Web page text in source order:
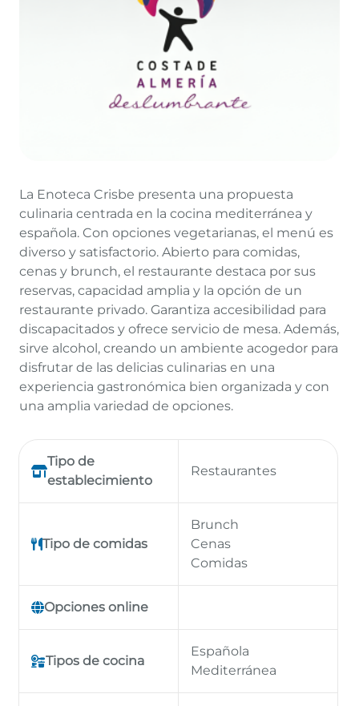
La Enoteca Crisbe presenta una propuesta
culinaria centrada en la cocina mediterránea y
española. Con opciones vegetarianas, el menú es
diverso y satisfactorio. Abierto para comidas,
cenas y brunch, el restaurante destaca por sus
reservas, capacidad amplia y la opción de un
restaurante privado. Garantiza accesibilidad para
discapacitados y ofrece servicio de mesa. Además,
sirve alcohol, creando un ambiente acogedor para
disfrutar de las delicias culinarias en una
experiencia gastronómica bien organizada y con
una amplia variedad de opciones.
Tipo de
establecimiento
Restaurantes
Tipo de comidas
Brunch
Cenas
Comidas
Opciones online
Tipos de cocina
Española
Mediterránea